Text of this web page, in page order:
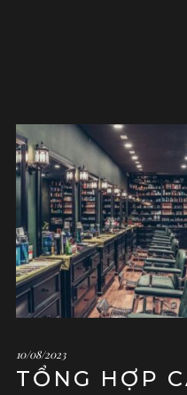
10/08/2023
TỔNG HỢP